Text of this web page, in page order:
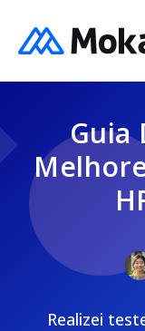
Guia
Realizei